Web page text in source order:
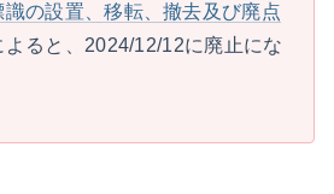
の設置、移転、撤去及び廃点
よると、2024/12/12に廃止にな